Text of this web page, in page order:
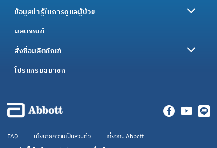
ข้อมูลน่ารู้ในการดูแลผู้ป่วย
ผลิตภัณฑ์
สั่งซื้อผลิตภัณฑ์
โปรแกรมสมาชิก
FAQ นโยบายความเป็นส่วนตัว
เกี่ยวกับ Abbott